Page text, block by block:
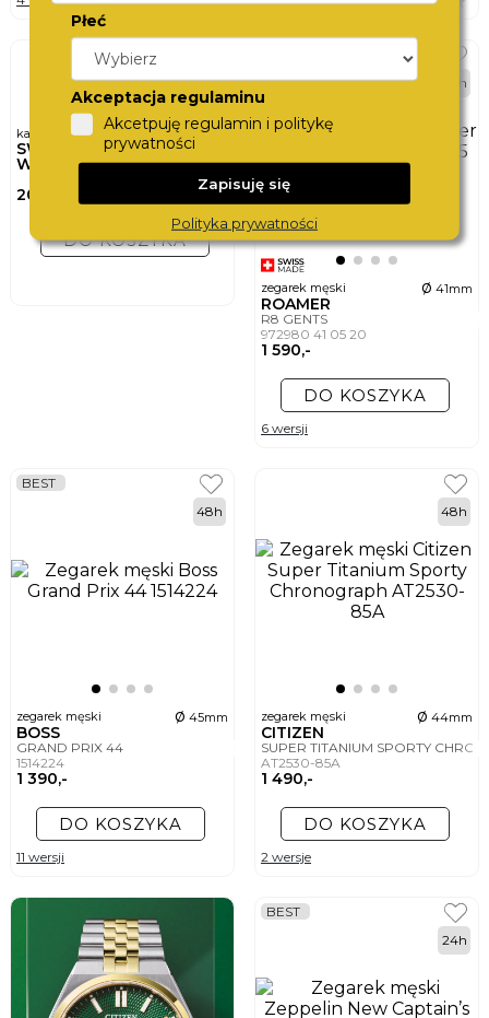
karta podarunkowa
SWISS
WATCHCARD
200,-
DO KOSZYKA
zegarek męski ø 41mm
ROAMER
R8 GENTS
972980 41 05 20
1 590,-
48h
DO KOSZYKA
6 wersji
zegarek męski ø 45mm
BOSS
GRAND PRIX 44
1514224
1 390,-
BEST
48h
DO KOSZYKA
11 wersji
zegarek męski ø 44mm
CITIZEN
SUPER TITANIUM SPORTY
AT2530-85A
1 490,-
48h
DO KOSZYKA
2 wersje
BEST
24h
Płeć
Akceptacja regulaminu
Akcetpuję regulamin i politykę
prywatności
Zapisuję się
Polityka prywatności